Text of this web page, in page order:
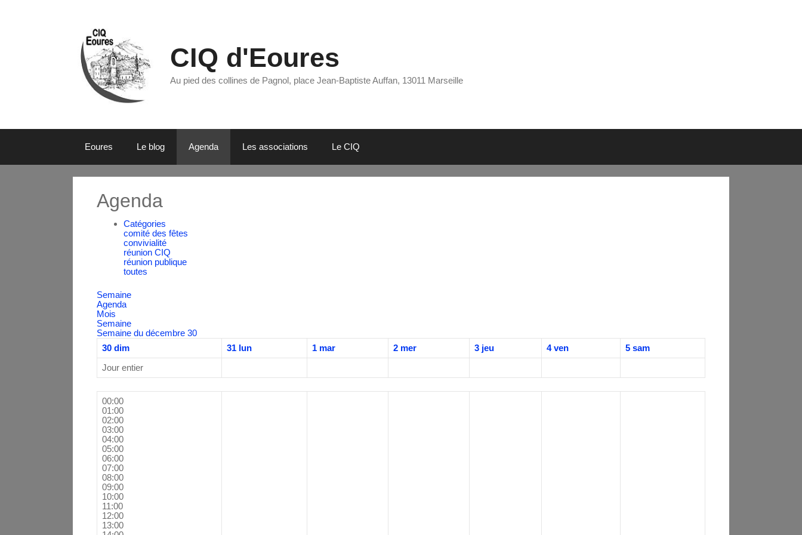
CIQ d'Eoures
Au pied des collines de Pagnol, place Jean-Baptiste Auffan, 13011 Marseille
Eoures Le blog Agenda Les associations Le CIQ
Agenda
Catégories
comité des fêtes
convivialité
réunion CIQ
réunion publique
toutes
Semaine
Agenda
Mois
Semaine
Semaine du décembre 30
30 dim 31 lun 1 mar 2 mer 3 jeu 4 ven 5 sam
Jour entier
00:00
01:00
02:00
03:00
04:00
05:00
06:00
07:00
08:00
09:00
10:00
11:00
12:00
13:00